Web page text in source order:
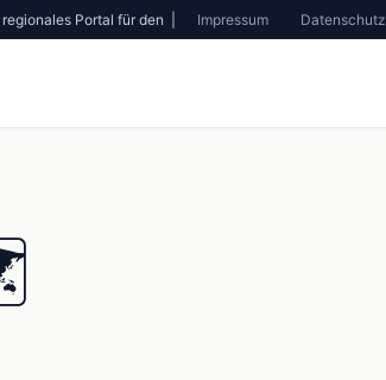
regionales Portal für den | Impressum Datenschutz